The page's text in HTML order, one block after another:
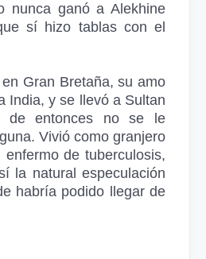
nunca ganó a Alekhine
sí hizo tablas con el
Gran Bretaña, su amo
India, y se llevó a Sultan
de entonces no se le
Vivió como granjero
de tuberculosis,
la natural especulación
habría podido llegar de